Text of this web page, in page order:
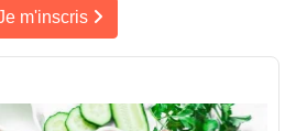
m'inscris